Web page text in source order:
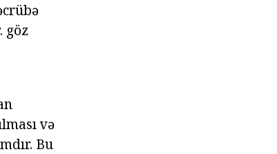
göz
və
Bu